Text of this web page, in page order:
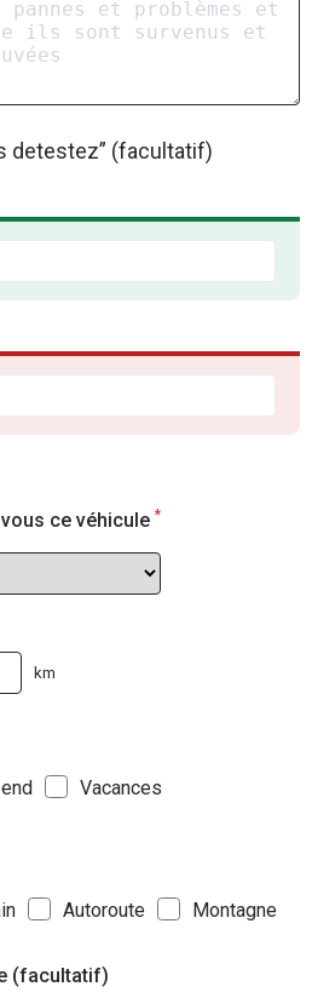
detestez” (facultatif)
ce véhicule *
km
Vacances
Autoroute Montagne
(facultatif)